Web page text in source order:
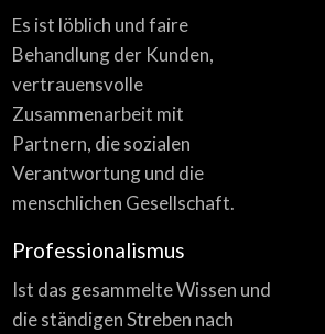
Es ist löblich und faire
Behandlung der Kunden,
vertrauensvolle
Zusammenarbeit mit
Partnern, die sozialen
Verantwortung und die
menschlichen Gesellschaft.
Professionalismus
Ist das gesammelte Wissen und
die ständigen Streben nach